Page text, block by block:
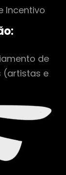
Incentivo
de
(artistas e